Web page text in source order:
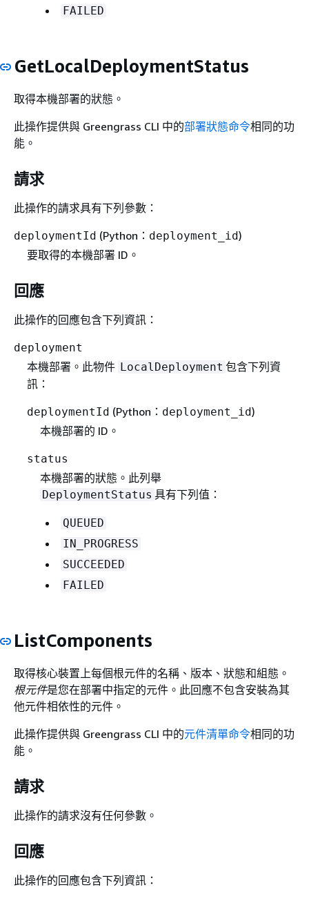
FAILED
GetLocalDeploymentStatus
取得本機部署的狀態。
此操作提供與 Greengrass CLI 中的部署狀態命令相同的功
能。
請求
此操作的請求具有下列參數：
deploymentId (Python： deployment_id)
要取得的本機部署 ID。
回應
此操作的回應包含下列資訊：
deployment
本機部署。此物件 LocalDeployment 包含下列資
訊：
deploymentId (Python： deployment_id)
本機部署的 ID。
status
本機部署的狀態。此列舉
DeploymentStatus 具有下列值：
QUEUED
IN_PROGRESS
SUCCEEDED
FAILED
ListComponents
取得核心裝置上每個根元件的名稱、版本、狀態和組態。
根元件是您在部署中指定的元件。此回應不包含安裝為其
他元件相依性的元件。
此操作提供與 Greengrass CLI 中的元件清單命令相同的功
能。
請求
此操作的請求沒有任何參數。
回應
此操作的回應包含下列資訊：